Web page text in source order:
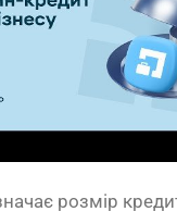
розмір